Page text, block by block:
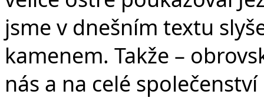
jsme v dnešním textu
kamenem. Takže –
nás a na celé